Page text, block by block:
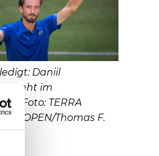
Daniil
steht im
Foto: TERRA
OPEN/Thomas F.